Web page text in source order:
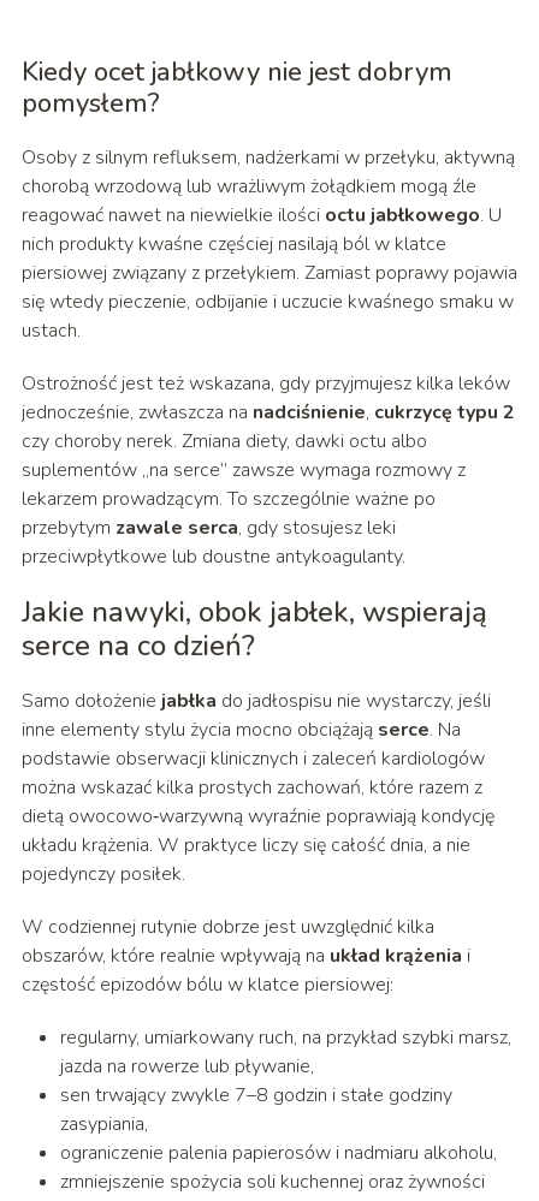
Kiedy ocet jabłkowy nie jest dobrym
pomysłem?
Osoby z silnym refluksem, nadżerkami w przełyku, aktywną
chorobą wrzodową lub wrażliwym żołądkiem mogą źle
reagować nawet na niewielkie ilości octu jabłkowego. U
nich produkty kwaśne częściej nasilają ból w klatce
piersiowej związany z przełykiem. Zamiast poprawy pojawia
się wtedy pieczenie, odbijanie i uczucie kwaśnego smaku w
ustach.
Ostrożność jest też wskazana, gdy przyjmujesz kilka leków
jednocześnie, zwłaszcza na nadciśnienie, cukrzycę typu 2
czy choroby nerek. Zmiana diety, dawki octu albo
suplementów „na serce” zawsze wymaga rozmowy z
lekarzem prowadzącym. To szczególnie ważne po
przebytym zawale serca, gdy stosujesz leki
przeciwpłytkowe lub doustne antykoagulanty.
Jakie nawyki, obok jabłek, wspierają
serce na co dzień?
Samo dołożenie jabłka do jadłospisu nie wystarczy, jeśli
inne elementy stylu życia mocno obciążają serce. Na
podstawie obserwacji klinicznych i zaleceń kardiologów
można wskazać kilka prostych zachowań, które razem z
dietą owocowo‑warzywną wyraźnie poprawiają kondycję
układu krążenia. W praktyce liczy się całość dnia, a nie
pojedynczy posiłek.
W codziennej rutynie dobrze jest uwzględnić kilka
obszarów, które realnie wpływają na układ krążenia i
częstość epizodów bólu w klatce piersiowej:
regularny, umiarkowany ruch, na przykład szybki marsz,
jazda na rowerze lub pływanie,
sen trwający zwykle 7–8 godzin i stałe godziny
zasypiania,
ograniczenie palenia papierosów i nadmiaru alkoholu,
zmniejszenie spożycia soli kuchennej oraz żywności